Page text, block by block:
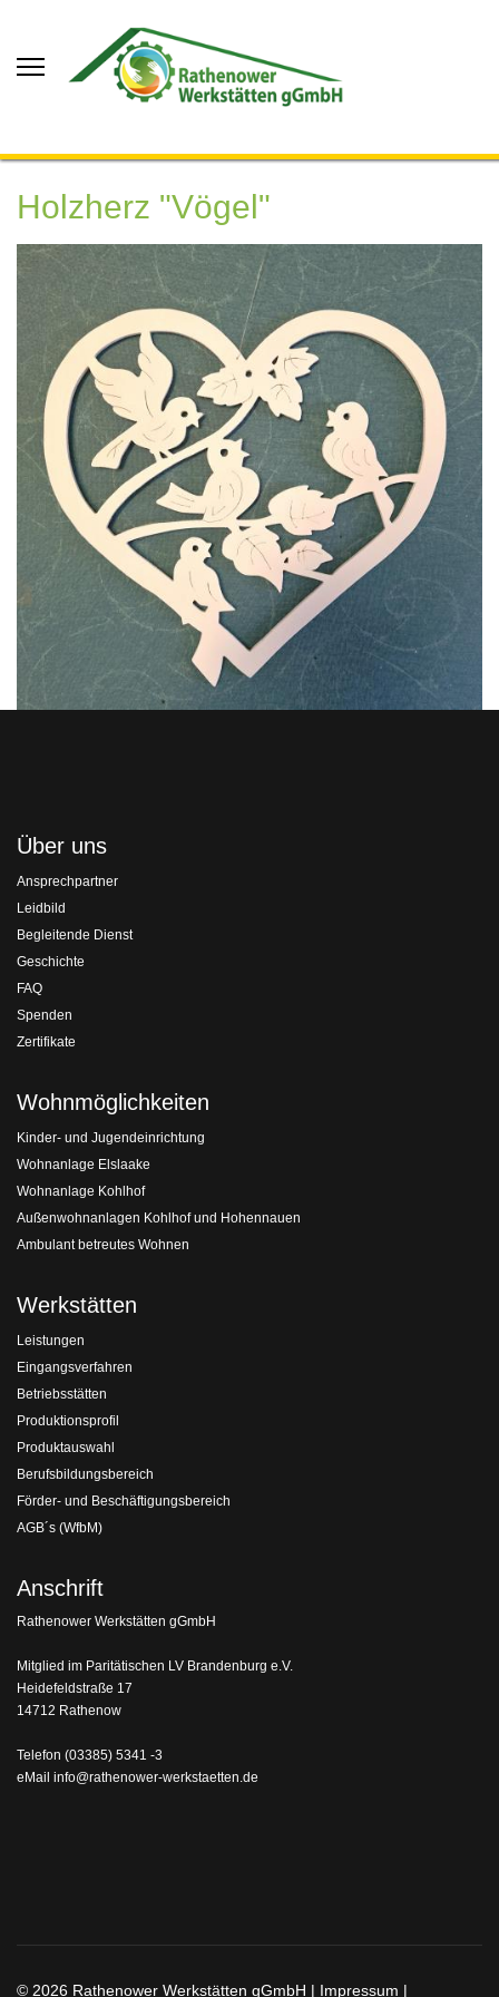
Holzherz "Vögel"
Über uns
Ansprechpartner
Leidbild
Begleitende Dienst
Geschichte
FAQ
Spenden
Zertifikate
Wohnmöglichkeiten
Kinder- und Jugendeinrichtung
Wohnanlage Elslaake
Wohnanlage Kohlhof
Außenwohnanlagen Kohlhof und Hohennauen
Ambulant betreutes Wohnen
Werkstätten
Leistungen
Eingangsverfahren
Betriebsstätten
Produktionsprofil
Produktauswahl
Berufsbildungsbereich
Förder- und Beschäftigungsbereich
AGB´s (WfbM)
Anschrift
Rathenower Werkstätten gGmbH
Mitglied im Paritätischen LV Brandenburg e.V.
Heidefeldstraße 17
14712 Rathenow
Telefon (03385) 5341 -3
eMail info@rathenower-werkstaetten.de
© 2026 Rathenower Werkstätten gGmbH | Impressum |